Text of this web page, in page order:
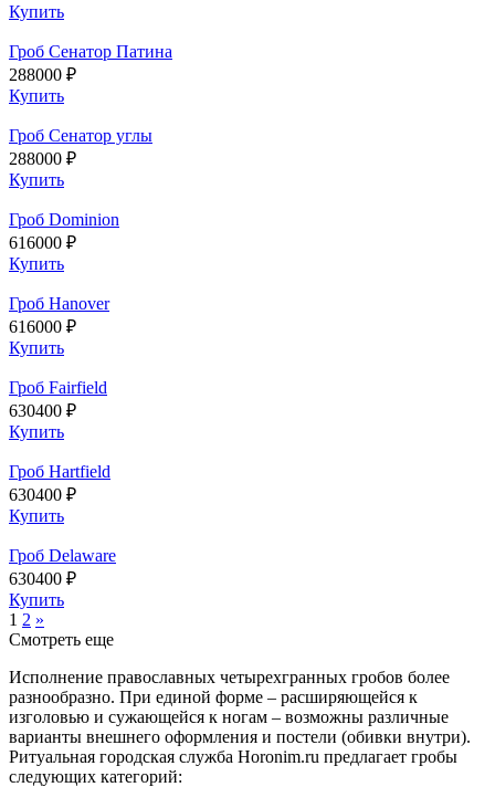
Купить
Гроб Сенатор Патина
288000 ₽
Купить
Гроб Сенатор углы
288000 ₽
Купить
Гроб Dominion
616000 ₽
Купить
Гроб Hanover
616000 ₽
Купить
Гроб Fairfield
630400 ₽
Купить
Гроб Hartfield
630400 ₽
Купить
Гроб Delaware
630400 ₽
Купить
1 2 »
Смотреть еще
Исполнение православных четырехгранных гробов более
разнообразно. При единой форме – расширяющейся к
изголовью и сужающейся к ногам – возможны различные
варианты внешнего оформления и постели (обивки внутри).
Ритуальная городская служба Horonim.ru предлагает гробы
следующих категорий: